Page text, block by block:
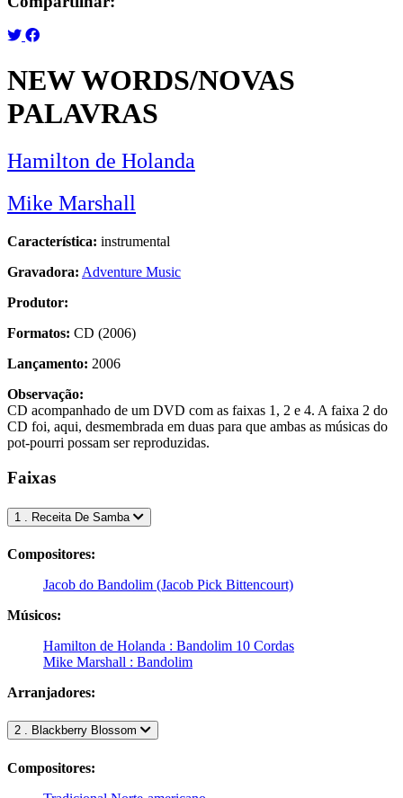
NEW WORDS/NOVAS
PALAVRAS
Hamilton de Holanda
Mike Marshall
Característica: instrumental
Gravadora: Adventure Music
Produtor:
Formatos: CD (2006)
Lançamento: 2006
Observação:
CD acompanhado de um DVD com as faixas 1, 2 e 4. A faixa 2 do
CD foi, aqui, desmembrada em duas para que ambas as músicas do
pot-pourri possam ser reproduzidas.
Faixas
1 . Receita De Samba
Compositores:
Jacob do Bandolim (Jacob Pick Bittencourt)
Músicos:
Hamilton de Holanda : Bandolim 10 Cordas
Mike Marshall : Bandolim
Arranjadores:
2 . Blackberry Blossom
Compositores: